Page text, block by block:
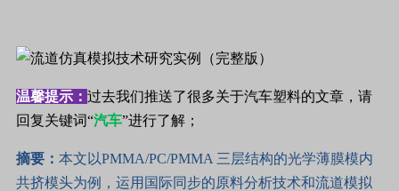
温馨提示： 过去我们推送了很多关于汽车塑料的文章，请
回复关键词“汽车”进行了解；
摘要： 本文以PMMA/PC/PMMA 三层结构的光学薄膜模内
共挤模头为例，运用国际同步的原料分析技术和流道模拟